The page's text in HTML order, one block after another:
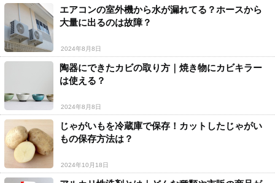
エアコンの室外機から水が漏れてる？ホースから
大量に出るのは故障？
2024年8月8日
陶器にできたカビの取り方｜焼き物にカビキラー
は使える？
2024年8月8日
じゃがいもを冷蔵庫で保存！カットしたじゃがい
もの保存方法は？
2024年10月18日